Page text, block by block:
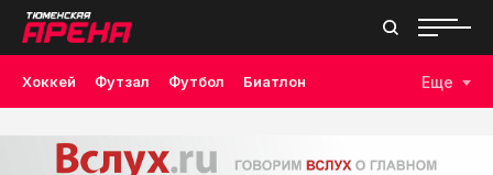
Хоккей Футзал Футбол Биатлон Еще